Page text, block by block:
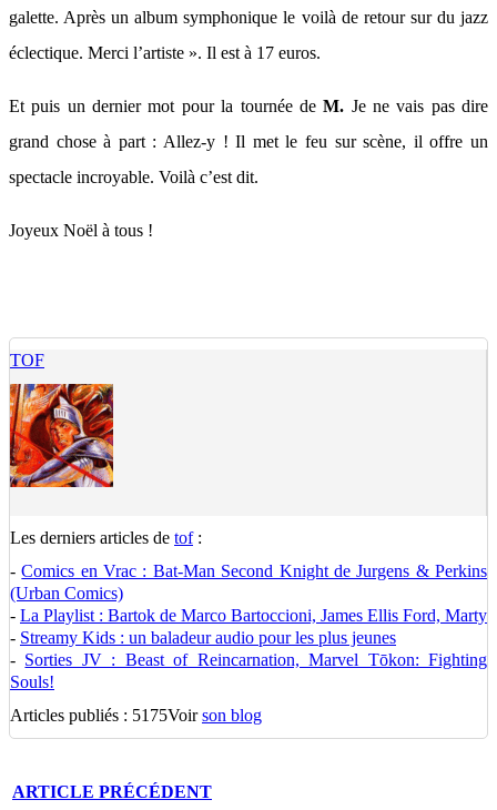
galette. Après un album symphonique le voilà de retour sur du jazz
éclectique. Merci l’artiste ». Il est à 17 euros.
Et puis un dernier mot pour la tournée deM. Je ne vais pas dire
grand chose à part : Allez-y ! Il met le feu sur scène, il offre un
spectacle incroyable. Voilà c’est dit.
Joyeux Noël à tous !
TOF
Les derniers articles de tof:
-Comics en Vrac : Bat-Man Second Knight de Jurgens & Perkins
(Urban Comics)
- La Playlist : Bartok de Marco Bartoccioni, James Ellis Ford, Marty
- Streamy Kids : un baladeur audio pour les plus jeunes
- Sorties JV : Beast of Reincarnation, Marvel Tōkon: Fighting
Souls!
Articles publiés : 5175Voirson blog
ARTICLE PRÉCÉDENT